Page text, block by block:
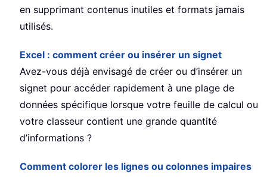
en supprimant contenus inutiles et formats jamais
utilisés.
Excel : comment créer ou insérer un signet
Avez-vous déjà envisagé de créer ou d’insérer un
signet pour accéder rapidement à une plage de
données spécifique lorsque votre feuille de calcul ou
votre classeur contient une grande quantité
d’informations ?
Comment colorer les lignes ou colonnes impaires